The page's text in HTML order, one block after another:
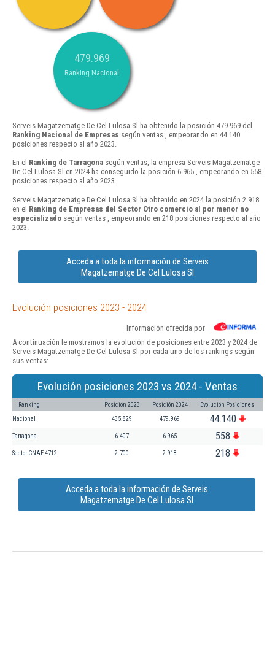
479.969
Ranking Nacional
Serveis Magatzematge De Cel Lulosa Sl ha obtenido la posición 479.969 del
Ranking Nacional de Empresas según ventas , empeorando en 44.140
posiciones respecto al año 2023.
En el Ranking de Tarragona según ventas, la empresa Serveis Magatzematge
De Cel Lulosa Sl en 2024 ha conseguido la posición 6.965 , empeorando en 558
posiciones respecto al año 2023.
Serveis Magatzematge De Cel Lulosa Sl ha obtenido en 2024 la posición 2.918
en el Ranking de Empresas del Sector Otro comercio al por menor no
especializado según ventas , empeorando en 218 posiciones respecto al año
2023.
Acceda a toda la información de Serveis
Magatzematge De Cel Lulosa Sl
Evolución posiciones 2023 - 2024
Información ofrecida por
A continuación le mostramos la evolución de posiciones entre 2023 y 2024 de
Serveis Magatzematge De Cel Lulosa Sl por cada uno de los rankings según
sus ventas:
Evolución posiciones 2023 vs 2024 - Ventas
Ranking Posición 2023 Posición 2024 Evolución Posiciones
Nacional 435.829 479.969 44.140
Tarragona 6.407 6.965 558
Sector CNAE 4712 2.700 2.918 218
Acceda a toda la información de Serveis
Magatzematge De Cel Lulosa Sl